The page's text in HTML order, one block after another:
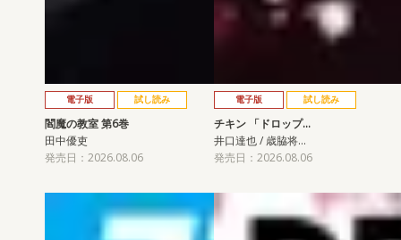
電子版 試し読み
閻魔の教室 第6巻
田中優吏
発売日：2026.08.06
電子版 試し読み
チキン 「ドロップ…
井口達也 / 歳脇将…
発売日：2026.08.06